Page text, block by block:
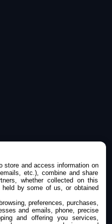
5 Haut-Parleur
à télécharger)
(Vendeur Tiers)
store and access information on
etc.), combine and share
whether collected on this
by some of us, or obtained
preferences, purchases,
and emails, phone, precise
and offering you services,